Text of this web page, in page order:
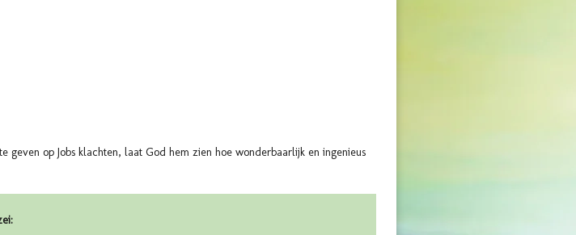
op Jobs klachten, laat God hem zien hoe wonderbaarlijk en ingenieus